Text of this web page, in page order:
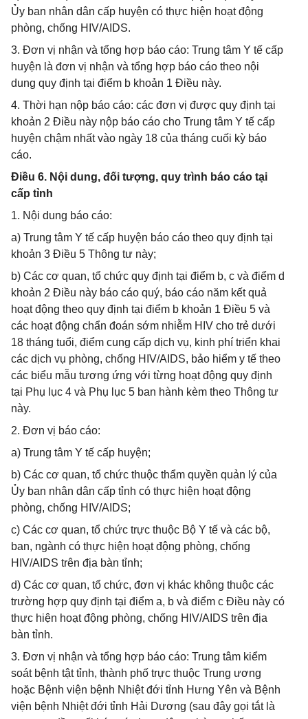
Ủy ban nhân dân cấp huyện có thực hiện hoạt động
phòng, chống HIV/AIDS.
3. Đơn vị nhận và tổng hợp báo cáo: Trung tâm Y tế cấp
huyện là đơn vị nhận và tổng hợp báo cáo theo nội
dung quy định tại điểm b khoản 1 Điều này.
4. Thời hạn nộp báo cáo: các đơn vị được quy định tại
khoản 2 Điều này nộp báo cáo cho Trung tâm Y tế cấp
huyện chậm nhất vào ngày 18 của tháng cuối kỳ báo
cáo.
Điều 6. Nội dung, đối tượng, quy trình báo cáo tại
cấp tỉnh
1. Nội dung báo cáo:
a) Trung tâm Y tế cấp huyện báo cáo theo quy định tại
khoản 3 Điều 5 Thông tư này;
b) Các cơ quan, tổ chức quy định tại điểm b, c và điểm d
khoản 2 Điều này báo cáo quý, báo cáo năm kết quả
hoạt động theo quy định tại điểm b khoản 1 Điều 5 và
các hoạt động chẩn đoán sớm nhiễm HIV cho trẻ dưới
18 tháng tuổi, điểm cung cấp dịch vụ, kinh phí triển khai
các dịch vụ phòng, chống HIV/AIDS, bảo hiểm y tế theo
các biểu mẫu tương ứng với từng hoạt động quy định
tại Phụ lục 4 và Phụ lục 5 ban hành kèm theo Thông tư
này.
2. Đơn vị báo cáo:
a) Trung tâm Y tế cấp huyện;
b) Các cơ quan, tổ chức thuộc thẩm quyền quản lý của
Ủy ban nhân dân cấp tỉnh có thực hiện hoạt động
phòng, chống HIV/AIDS;
c) Các cơ quan, tổ chức trực thuộc Bộ Y tế và các bộ,
ban, ngành có thực hiện hoạt động phòng, chống
HIV/AIDS trên địa bàn tỉnh;
d) Các cơ quan, tổ chức, đơn vị khác không thuộc các
trường hợp quy định tại điểm a, b và điểm c Điều này có
thực hiện hoạt động phòng, chống HIV/AIDS trên địa
bàn tỉnh.
3. Đơn vị nhận và tổng hợp báo cáo: Trung tâm kiểm
soát bệnh tật tỉnh, thành phố trực thuộc Trung ương
hoặc Bệnh viện bệnh Nhiệt đới tỉnh Hưng Yên và Bệnh
viện bệnh Nhiệt đới tỉnh Hải Dương (sau đây gọi tắt là